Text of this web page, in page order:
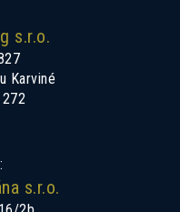
s.r.o.
Karviné
272
s.r.o.